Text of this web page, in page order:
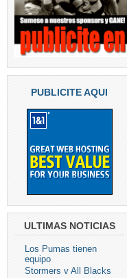
PUBLICITE AQUI
ULTIMAS NOTICIAS
Los Pumas tienen
equipo
Stormers v All Blacks